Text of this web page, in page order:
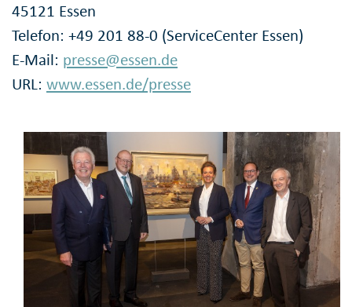
45121 Essen
Telefon: +49 201 88-0 (ServiceCenter Essen)
E-Mail: presse@essen.de
URL: www.essen.de/presse